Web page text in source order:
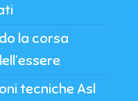
la corsa
tecniche Asl